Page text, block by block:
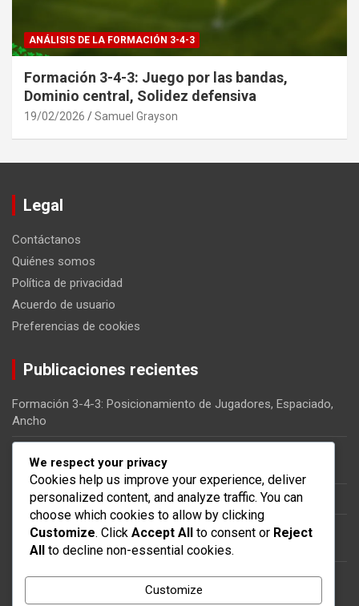
ANÁLISIS DE LA FORMACIÓN 3-4-3
Formación 3-4-3: Juego por las bandas,
Dominio central, Solidez defensiva
19/02/2026 Samuel Grayson
Legal
Contáctanos
Quiénes somos
Política de privacidad
Acuerdo de usuario
Preferencias de cookies
Publicaciones recientes
Formación 3-4-3: Posicionamiento de Jugadores, Espaciado,
Ancho
Cobertura del Campo
Formación 3-4-3: Fortalezas, Debilidades, Uso Situacional
Formación 3-4-3: Juego por las bandas, Dominio central,
Solidez defensiva
Formación 3-4-3: Fases de Transición, Estrategias de
Sobrecarga, Contraataques
We respect your privacy
Cookies help us improve your experience, deliver
personalized content, and analyze traffic. You can
choose which cookies to allow by clicking
Customize. Click Accept All to consent or Reject
All to decline non-essential cookies.
Customize